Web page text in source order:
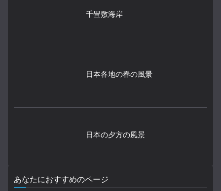
千畳敷海岸
日本各地の春の風景
日本の夕方の風景
あなたにおすすめのページ